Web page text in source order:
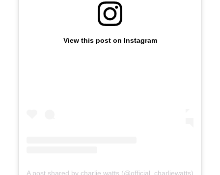
View this post on Instagram
A post shared by charlie watts (@official_charliewatts)